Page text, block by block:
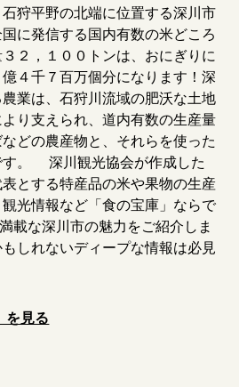
狩平野の北端に位置する深川市
に発信する国内有数の米どころ
２，１００トンは、おにぎりに
４千７百万個分になります！深
業は、石狩川流域の肥沃な土地
り支えられ、道内有数の生産量
どの農産物と、それらを使った
す。 深川観光協会が作成した
とする特産品の米や果物の生産
光情報など「食の宝庫」ならで
載な深川市の魅力をご紹介しま
しれないディープな情報は必見
を見る